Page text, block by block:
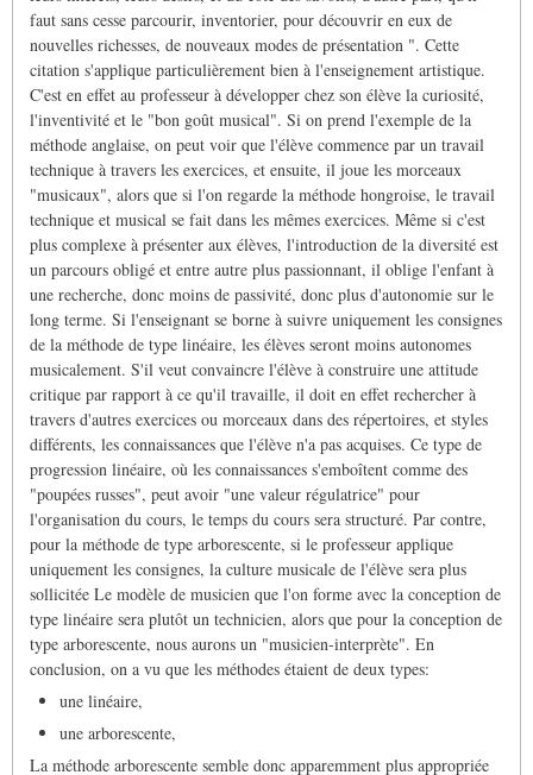
faut sans cesse parcourir, inventorier, pour découvrir en eux de
nouvelles richesses, de nouveaux modes de présentation ". Cette
citation s'applique particulièrement bien à l'enseignement artistique.
C'est en effet au professeur à développer chez son élève la curiosité,
l'inventivité et le "bon goût musical". Si on prend l'exemple de la
méthode anglaise, on peut voir que l'élève commence par un travail
technique à travers les exercices, et ensuite, il joue les morceaux
"musicaux", alors que si l'on regarde la méthode hongroise, le travail
technique et musical se fait dans les mêmes exercices. Même si c'est
plus complexe à présenter aux élèves, l'introduction de la diversité est
un parcours obligé et entre autre plus passionnant, il oblige l'enfant à
une recherche, donc moins de passivité, donc plus d'autonomie sur le
long terme. Si l'enseignant se borne à suivre uniquement les consignes
de la méthode de type linéaire, les élèves seront moins autonomes
musicalement. S'il veut convaincre l'élève à construire une attitude
critique par rapport à ce qu'il travaille, il doit en effet rechercher à
travers d'autres exercices ou morceaux dans des répertoires, et styles
différents, les connaissances que l'élève n'a pas acquises. Ce type de
progression linéaire, où les connaissances s'emboîtent comme des
"poupées russes", peut avoir "une valeur régulatrice" pour
l'organisation du cours, le temps du cours sera structuré. Par contre,
pour la méthode de type arborescente, si le professeur applique
uniquement les consignes, la culture musicale de l'élève sera plus
sollicitée Le modèle de musicien que l'on forme avec la conception de
type linéaire sera plutôt un technicien, alors que pour la conception de
type arborescente, nous aurons un "musicien-interprète". En
conclusion, on a vu que les méthodes étaient de deux types:
une linéaire,
une arborescente,
La méthode arborescente semble donc apparemment plus appropriée